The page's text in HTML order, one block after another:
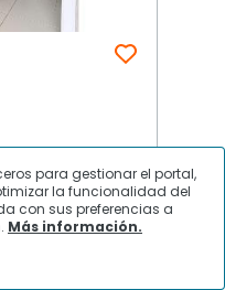
San Jose,
para gestionar el portal,
la funcionalidad del
con sus preferencias a
Más información.